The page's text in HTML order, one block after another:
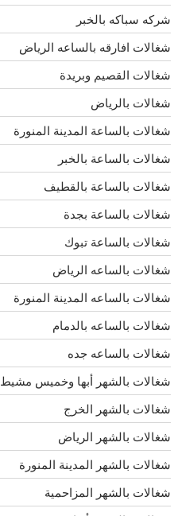
شركه سباكه بالخبر
شغالات افارقه بالساعه الرياض
شغالات القصيم وبريدة
شغالات بالرياض
شغالات بالساعة المدينة المنورة
شغالات بالساعة بالخبر
شغالات بالساعة بالقطيف
شغالات بالساعة بجدة
شغالات بالساعة تبوك
شغالات بالساعه الرياض
شغالات بالساعه المدينة المنورة
شغالات بالساعه بالدمام
شغالات بالساعه جده
شغالات بالشهر أبها وخميس مشيط
شغالات بالشهر الخرج
شغالات بالشهر الرياض
شغالات بالشهر المدينة المنورة
شغالات بالشهر المزاحمية